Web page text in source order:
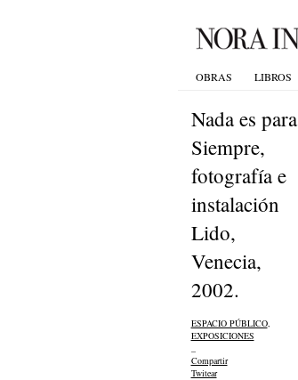
OBRAS LIBROS
Nada es para
Siempre,
fotografía e
instalación
Lido,
Venecia,
2002.
ESPACIO PÚBLICO,
EXPOSICIONES
Compartir
Twitear